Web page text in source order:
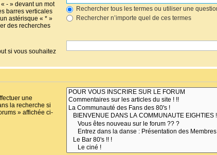
- » devant un mot
barres verticales
astérisque « * »
des recherches
Rechercher tous les termes ou utiliser une
Rechercher n’importe quel de ces termes
si vous souhaitez
une
la recherche si
» affichée ci-